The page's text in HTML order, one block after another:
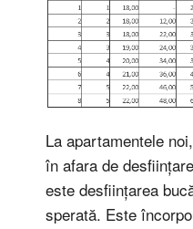
La apartamentele
în afara de
este desființarea
sperată. Este